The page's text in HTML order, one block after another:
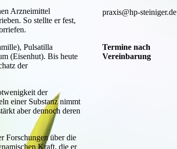
Arzneimittel
So stellte er fest,
Pulsatilla
(Eisenhut). Bis heute
der
der
einer Substanz nimmt
aber dennoch deren
Forschungen über die
Kraft, die er
praxis@hp-steiniger.de
Termine nach
Vereinbarung